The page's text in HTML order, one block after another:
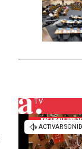
tres